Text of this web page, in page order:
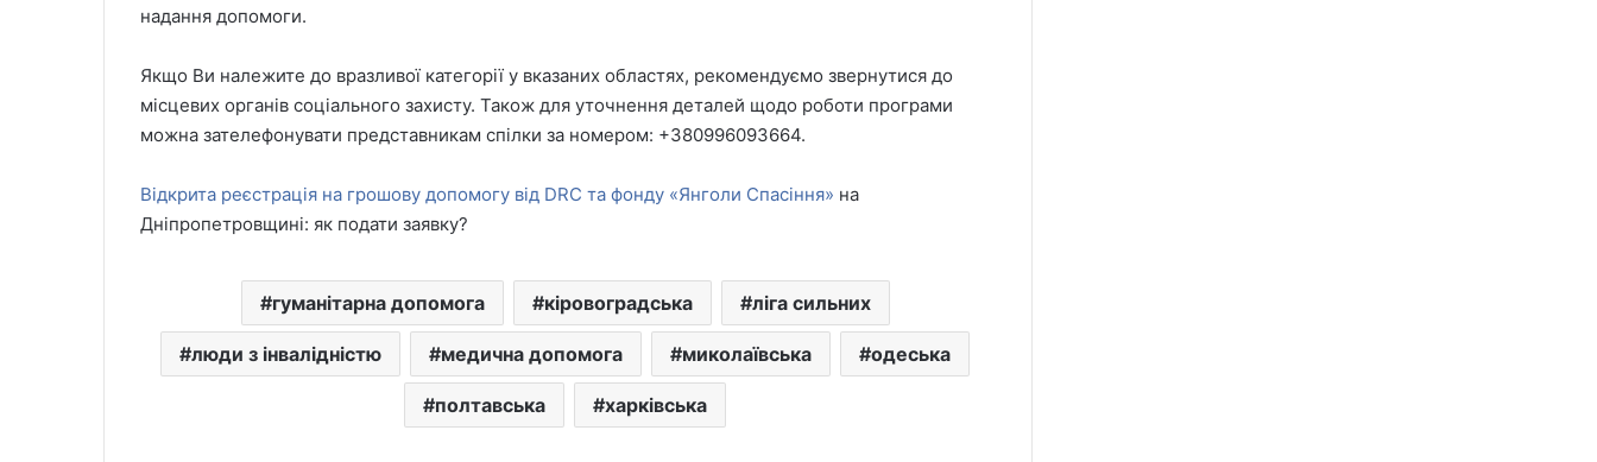
надання допомоги.
Якщо Ви належите до вразливої категорії у вказаних областях, рекомендуємо звернутися до
місцевих органів соціального захисту. Також для уточнення деталей щодо роботи програми
можна зателефонувати представникам спілки за номером: +380996093664.
Відкрита реєстрація на грошову допомогу від DRC та фонду «Янголи Спасіння» на
Дніпропетровщині: як подати заявку?
гуманітарна допомога кіровоградська ліга сильних
люди з інвалідністю медична допомога миколаївська одеська
полтавська харківська